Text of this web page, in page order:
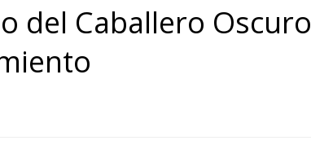
del Caballero Oscuro